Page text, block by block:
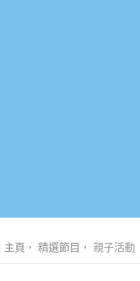
主頁 精選節目 親子活動